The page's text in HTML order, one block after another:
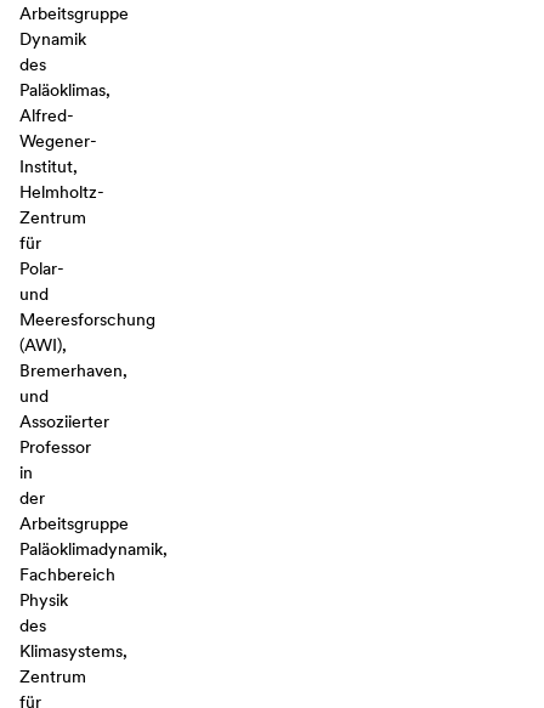
Arbeitsgruppe
Dynamik
des
Paläoklimas,
Alfred-
Wegener-
Institut,
Helmholtz-
Zentrum
für
Polar-
und
Meeresforschung
(AWI),
Bremerhaven,
und
Assoziierter
Professor
in
der
Arbeitsgruppe
Paläoklimadynamik,
Fachbereich
Physik
des
Klimasystems,
Zentrum
für